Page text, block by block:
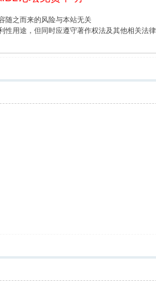
随之而来的风险与本站无关
用途，但同时应遵守著作权法及其他相关法